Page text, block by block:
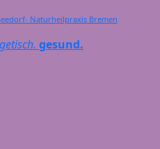
Naturheilpraxis Bremen
gesund.